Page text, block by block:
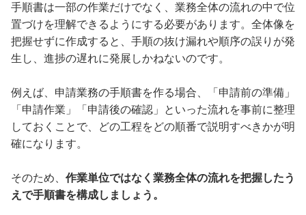
手順書は一部の作業だけでなく、業務全体の流れの中で位
置づけを理解できるようにする必要があります。全体像を
把握せずに作成すると、手順の抜け漏れや順序の誤りが発
生し、進捗の遅れに発展しかねないのです。
例えば、申請業務の手順書を作る場合、「申請前の準備」
「申請作業」「申請後の確認」といった流れを事前に整理
しておくことで、どの工程をどの順番で説明すべきかが明
確になります。
そのため、 作業単位ではなく業務全体の流れを把握したう
えで手順書を構成しましょう。